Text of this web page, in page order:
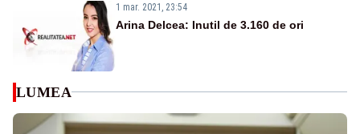
1 mar. 2021, 23:54
Arina Delcea: Inutil de 3.160 de ori
LUMEA